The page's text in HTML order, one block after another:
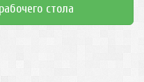
стола